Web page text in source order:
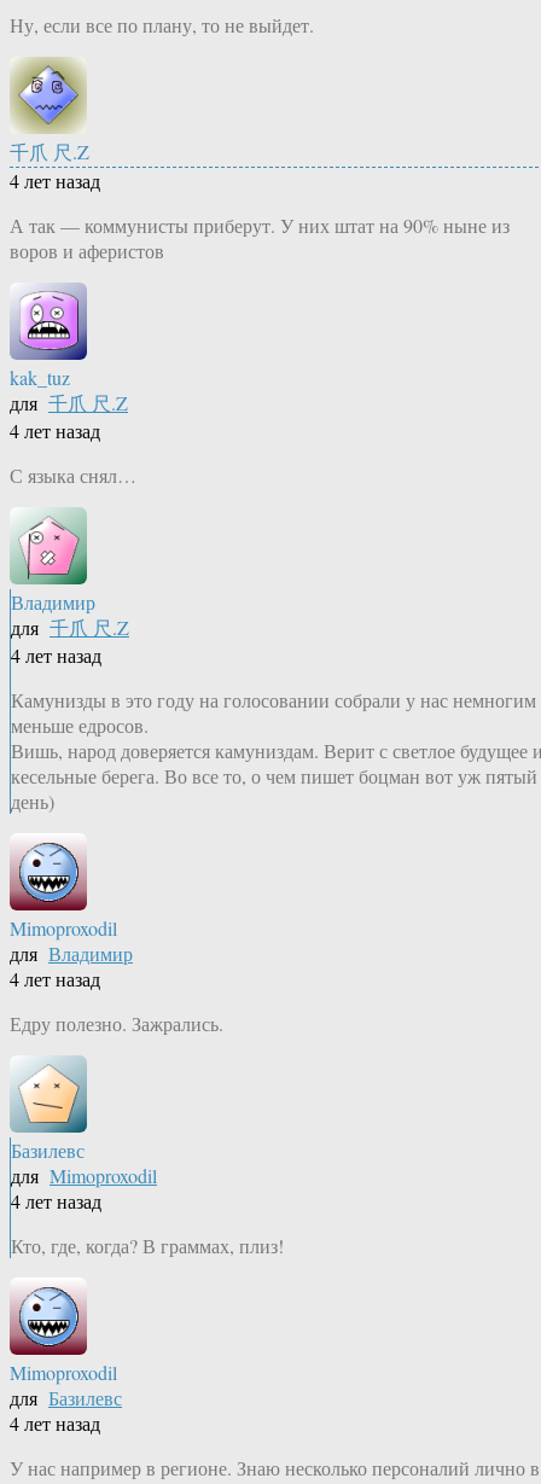
Ну, если все по плану, то не выйдет.
千爪 尺.Z
4 лет назад
А так — коммунисты приберут. У них штат на 90% ныне из
воров и аферистов
kak_tuz
для 千爪 尺.Z
4 лет назад
С языка снял…
Владимир
для 千爪 尺.Z
4 лет назад
Камунизды в это году на голосовании собрали у нас немногим
меньше едросов.
Вишь, народ доверяется камуниздам. Верит с светлое будущее
кесельные берега. Во все то, о чем пишет боцман вот уж пятый
день)
Mimoproxodil
для Владимир
4 лет назад
Едру полезно. Зажрались.
Базилевс
для Mimoproxodil
4 лет назад
Кто, где, когда? В граммах, плиз!
Mimoproxodil
для Базилевс
4 лет назад
У нас например в регионе. Знаю несколько персоналий лично в